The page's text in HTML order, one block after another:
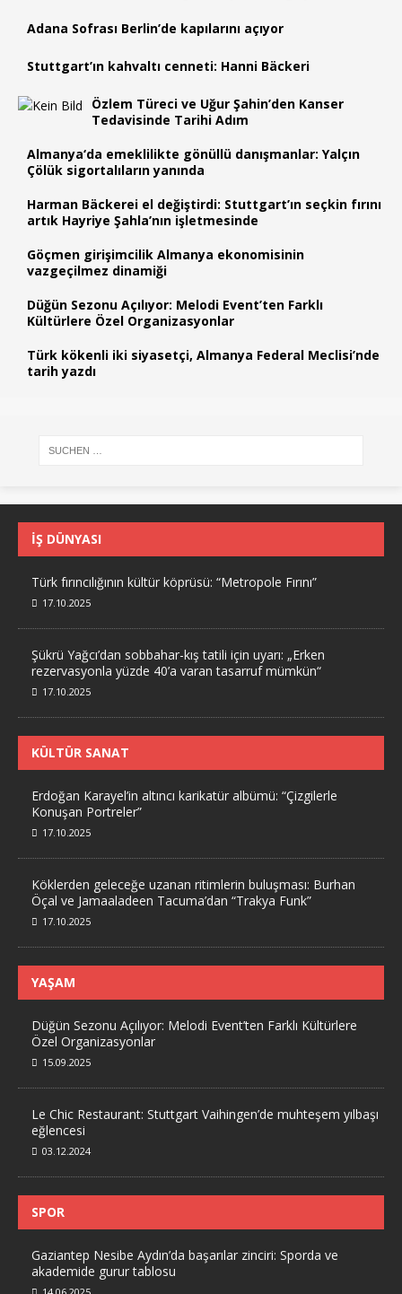
Adana Sofrası Berlin’de kapılarını açıyor
Stuttgart’ın kahvaltı cenneti: Hanni Bäckeri
Özlem Türeci ve Uğur Şahin’den Kanser
Tedavisinde Tarihi Adım
Almanya‘da emeklilikte gönüllü danışmanlar: Yalçın
Çölük sigortalıların yanında
Harman Bäckerei el değiştirdi: Stuttgart’ın seçkin fırını
artık Hayriye Şahla’nın işletmesinde
Göçmen girişimcilik Almanya ekonomisinin
vazgeçilmez dinamiği
Düğün Sezonu Açılıyor: Melodi Event’ten Farklı
Kültürlere Özel Organizasyonlar
Türk kökenli iki siyasetçi, Almanya Federal Meclisi’nde
tarih yazdı
İŞ DÜNYASI
Türk fırıncılığının kültür köprüsü: “Metropole Fırını”
17.10.2025
Şükrü Yağcı’dan sobbahar-kış tatili için uyarı: „Erken
rezervasyonla yüzde 40’a varan tasarruf mümkün“
17.10.2025
KÜLTÜR SANAT
Erdoğan Karayel’in altıncı karikatür albümü: “Çizgilerle
Konuşan Portreler”
17.10.2025
Köklerden geleceğe uzanan ritimlerin buluşması: Burhan
Öçal ve Jamaaladeen Tacuma’dan “Trakya Funk”
17.10.2025
YAŞAM
Düğün Sezonu Açılıyor: Melodi Event’ten Farklı Kültürlere
Özel Organizasyonlar
15.09.2025
Le Chic Restaurant: Stuttgart Vaihingen’de muhteşem yılbaşı
eğlencesi
03.12.2024
SPOR
Gaziantep Nesibe Aydın’da başarılar zinciri: Sporda ve
akademide gurur tablosu